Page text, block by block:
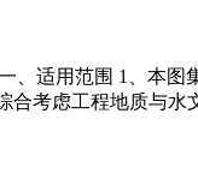
、适用范围 1、本
合考虑工程地质与